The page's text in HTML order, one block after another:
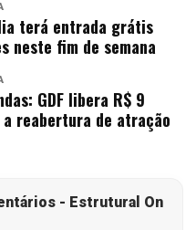
terá entrada grátis
neste fim de semana
GDF libera R$ 9
reabertura de atração
- Estrutural On